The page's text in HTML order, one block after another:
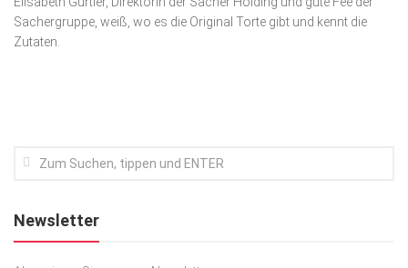
Kunst & Kultur
Top Branchen
Sachergruppe, weiß, wo es die Original Torte gibt und kennt die
Zutaten.
Newsletter